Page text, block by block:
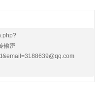
输密